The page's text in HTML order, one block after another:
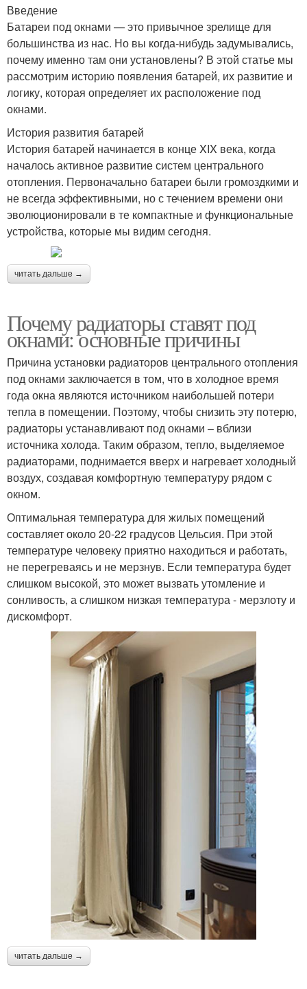
Введение
Батареи под окнами — это привычное зрелище для
большинства из нас. Но вы когда-нибудь задумывались,
почему именно там они установлены? В этой статье мы
рассмотрим историю появления батарей, их развитие и
логику, которая определяет их расположение под
окнами.
История развития батарей
История батарей начинается в конце XIX века, когда
началось активное развитие систем центрального
отопления. Первоначально батареи были громоздкими и
не всегда эффективными, но с течением времени они
эволюционировали в те компактные и функциональные
устройства, которые мы видим сегодня.
читать дальше →
Почему радиаторы ставят под
окнами: основные причины
Причина установки радиаторов центрального отопления
под окнами заключается в том, что в холодное время
года окна являются источником наибольшей потери
тепла в помещении. Поэтому, чтобы снизить эту потерю,
радиаторы устанавливают под окнами – вблизи
источника холода. Таким образом, тепло, выделяемое
радиаторами, поднимается вверх и нагревает холодный
воздух, создавая комфортную температуру рядом с
окном.
Оптимальная температура для жилых помещений
составляет около 20-22 градусов Цельсия. При этой
температуре человеку приятно находиться и работать,
не перегреваясь и не мерзнув. Если температура будет
слишком высокой, это может вызвать утомление и
сонливость, а слишком низкая температура - мерзлоту и
дискомфорт.
читать дальше →